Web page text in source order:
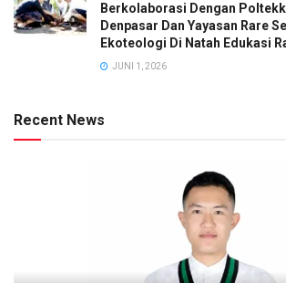
Berkolaborasi Dengan
Denpasar Dan Yayasan Rare
Ekoteologi Di Natah Edukasi
JUNI 1, 2026
Recent News